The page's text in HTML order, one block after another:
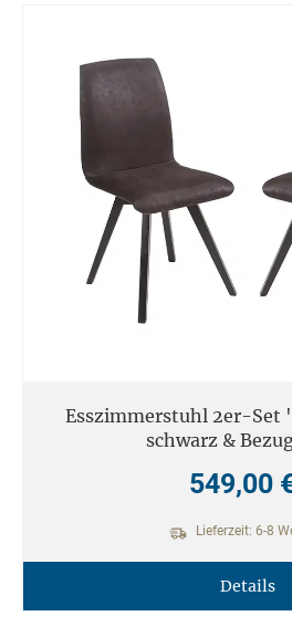
Esszimmerstuhl 2er-Set
schwarz &
549,00
Lieferzeit: 6-8
Details